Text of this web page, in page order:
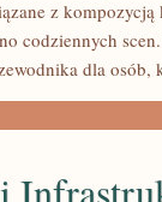
z
codziennych
dla osób,